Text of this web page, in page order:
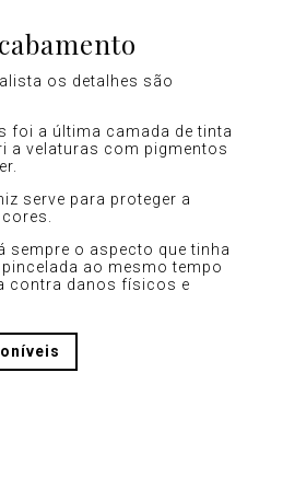
os detalhes são
foi a última camada de tinta
a velaturas com pigmentos
serve para proteger a
sempre o aspecto que tinha
ao mesmo tempo
contra danos físicos e